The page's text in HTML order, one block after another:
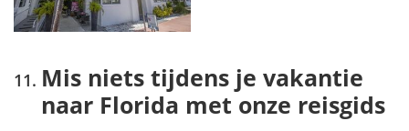
Mis niets tijdens je vakantie
naar Florida met onze reisgids